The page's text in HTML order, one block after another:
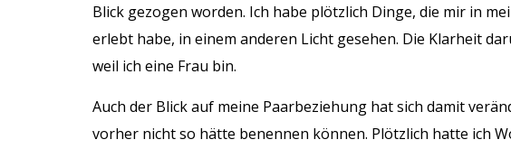
Blick gezogen worden. Ich habe plötzlich Dinge, die mir in
erlebt habe, in einem anderen Licht gesehen. Die Klarheit
weil ich eine Frau bin.
Auch der Blick auf meine Paarbeziehung hat sich damit
vorher nicht so hätte benennen können. Plötzlich hatte ich